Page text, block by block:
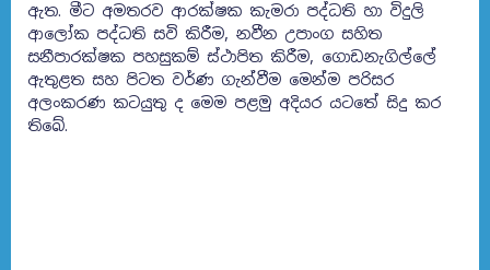
ඇත. මීට අමතරව ආරක්ෂක කැමරා පද්ධති හා විදුලි
ආලෝක පද්ධති සවි කිරීම, නවීන උපාංග සහිත
සනීපාරක්ෂක පහසුකම් ස්ථාපිත කිරීම, ගොඩනැගිල්ලේ
ඇතුළත සහ පිටත වර්ණ ගැන්වීම මෙන්ම පරිසර
අලංකරණ කටයුතු ද මෙම පළමු අදියර යටතේ සිදු කර
තිබේ.